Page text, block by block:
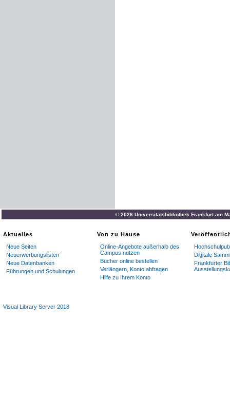
© 2026 Universitätsbibliothek Frankfurt am
Aktuelles
Neue Seiten
Neuerwerbungslisten
Neue Datenbanken
Führungen und Schulungen
Von zu Hause
Online-Angebote außerhalb des
Campus nutzen
Bücher online bestellen
Verlängern, Konto abfragen
Hilfe zu Ihrem Konto
Digitale
Frankfurter
Visual Library Server 2018